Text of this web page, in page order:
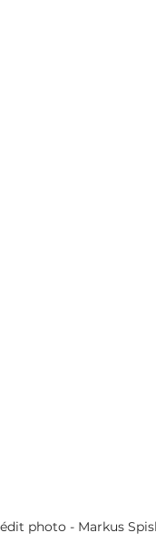
photo - Markus